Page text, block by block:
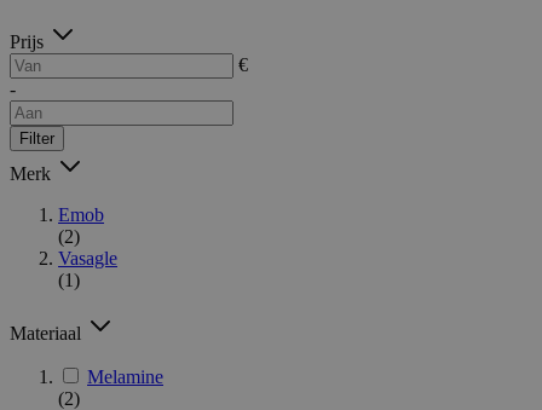
Prijs
€
-
Filter
Merk
Emob
(2)
Vasagle
(1)
Materiaal
Melamine
(2)